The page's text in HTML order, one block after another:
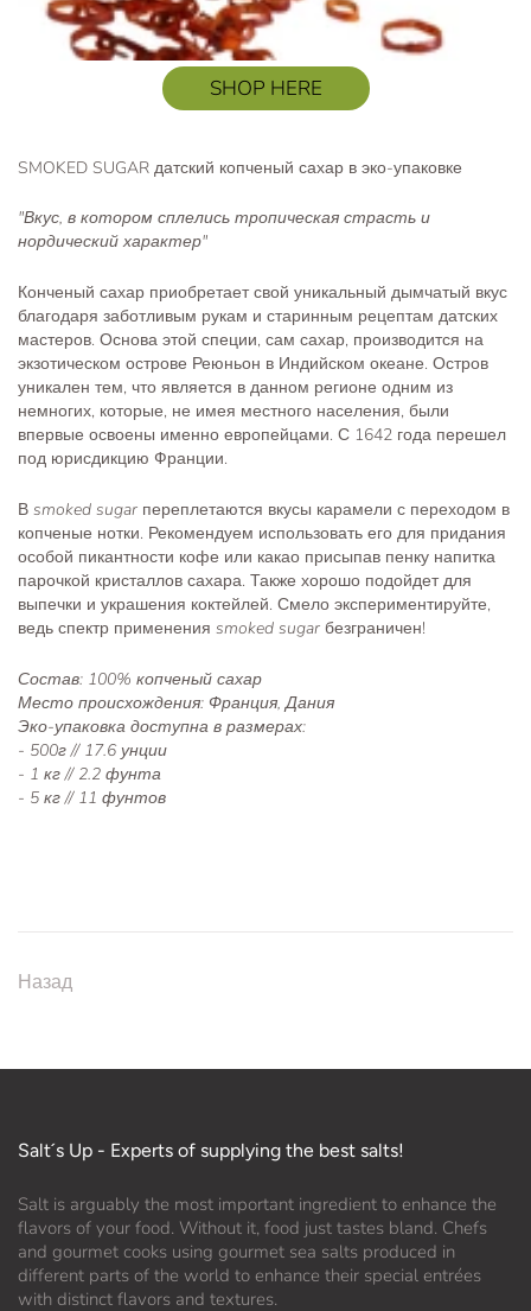
SHOP HERE
SMOKED SUGAR датский копченый сахар в эко-упаковке
"Вкус, в котором сплелись тропическая страсть и
нордический характер"
Конченый сахар приобретает свой уникальный дымчатый вкус
благодаря заботливым рукам и старинным рецептам датских
мастеров. Основа этой специи, сам сахар, производится на
экзотическом острове Реюньон в Индийском океане. Остров
уникален тем, что является в данном регионе одним из
немногих, которые, не имея местного населения, были
впервые освоены именно европейцами. С 1642 года перешел
под юрисдикцию Франции.
В smoked sugar переплетаются вкусы карамели с переходом в
копченые нотки. Рекомендуем использовать его для придания
особой пикантности кофе или какао присыпав пенку напитка
парочкой кристаллов сахара. Также хорошо подойдет для
выпечки и украшения коктейлей. Смело экспериментируйте,
ведь спектр применения smoked sugar безграничен!
Состав: 100% копченый сахар
Место происхождения: Франция, Дания
Эко-упаковка доступна в размерах:
- 500г // 17.6 унции
- 1 кг // 2.2 фунта
- 5 кг // 11 фунтов
Назад
Salt´s Up - Experts of supplying the best salts!
Salt is arguably the most important ingredient to enhance the
flavors of your food. Without it, food just tastes bland. Chefs
and gourmet cooks using gourmet sea salts produced in
different parts of the world to enhance their special entrées
with distinct flavors and textures.